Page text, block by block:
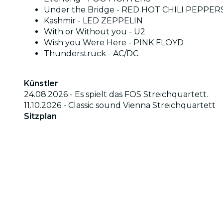
Under the Bridge - RED HOT CHILI
Kashmir - LED ZEPPELIN
With or Without you - U2
Wish you Were Here - PINK FLOYD
Thunderstruck - AC/DC
Künstler
24.08.2026 - Es spielt das FOS Streichquartett.
11.10.2026 - Classic sound Vienna Streichquartett
Sitzplan